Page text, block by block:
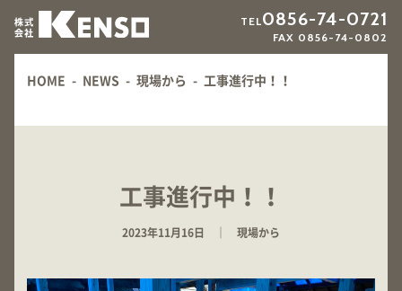
TEL0856-74-0721
FAX 0856-74-0802
HOME - NEWS - 現場から - 工事進行中！！
工事進行中！！
2023年11月16日 ｜ 現場から